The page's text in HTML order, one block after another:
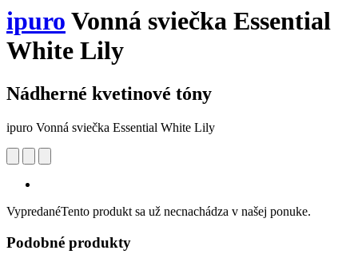
ipuro Vonná sviečka Essential
White Lily
Nádherné kvetinové tóny
ipuro Vonná sviečka Essential White Lily
VypredanéTento produkt sa už necnachádza v našej ponuke.
Podobné produkty